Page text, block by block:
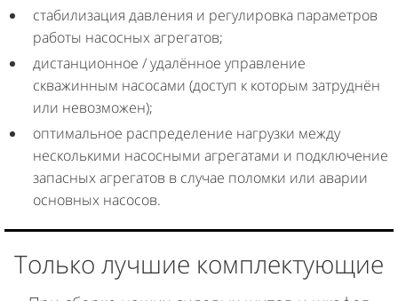
стабилизация давления и регулировка параметров
работы насосных агрегатов;
дистанционное / удалённое управление
скважинным насосами (доступ к которым затруднён
или невозможен);
оптимальное распределение нагрузки между
несколькими насосными агрегатами и подключение
запасных агрегатов в случае поломки или аварии
основных насосов.
Только лучшие комплектующие